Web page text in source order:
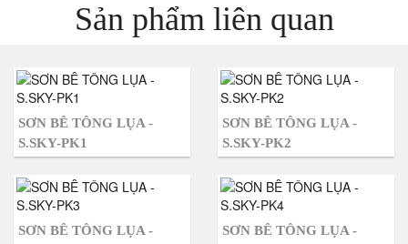
Sản phẩm liên quan
SƠN BÊ TÔNG LỤA -
S.SKY-PK1
SƠN BÊ TÔNG LỤA -
S.SKY-PK2
SƠN BÊ TÔNG LỤA -
SƠN BÊ TÔNG LỤA -